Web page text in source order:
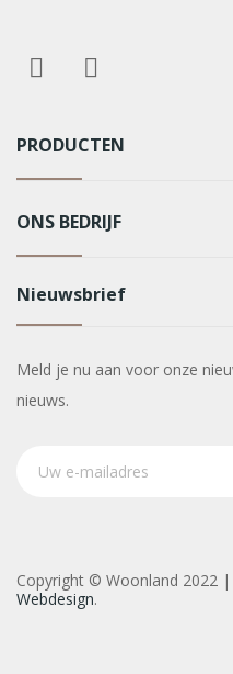
PRODUCTEN
ONS BEDRIJF
Nieuwsbrief
Meld je nu aan voor onze
nieuws.
Copyright © Woonland 2022
Webdesign.